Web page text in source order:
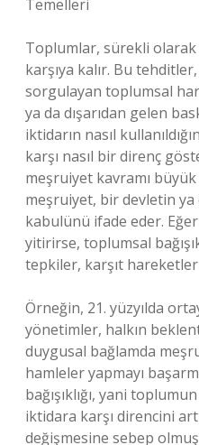
Temelleri
Toplumlar, sürekli olarak
karşıya kalır. Bu
sorgulayan toplumsal
ya da dışarıdan gelen
iktidarın nasıl
karşı nasıl bir direnç
meşruiyet kavramı
meşruiyet, bir devletin
kabulünü ifade eder.
yitirirse, toplumsal
tepkiler, karşıt hareketler
Örneğin, 21. yüzyılda
yönetimler, halkın
duygusal bağlamda
hamleler yapmayı
bağışıklığı, yani
iktidara karşı direncini
değişmesine sebep